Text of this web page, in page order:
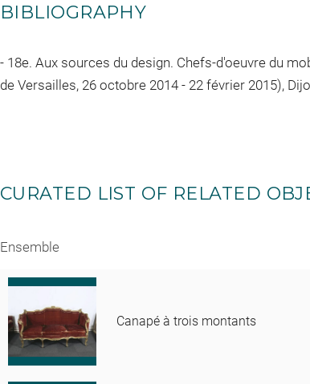
BIBLIOGRAPHY
18e. Aux sources du design. Chefs-d'oeuvre du
de Versailles, 26 octobre 2014 - 22 février 2015),
CURATED LIST OF RELATED
Ensemble
Canapé à trois montants